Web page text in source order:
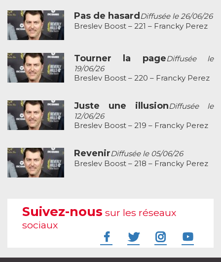
Pas de hasard Diffusée le 26/06/26
Breslev Boost – 221 – Francky Perez
Tourner la pageDiffusée le
19/06/26
Breslev Boost – 220 – Francky Perez
Juste une illusionDiffusée le
12/06/26
Breslev Boost – 219 – Francky Perez
RevenirDiffusée le 05/06/26
Breslev Boost – 218 – Francky Perez
Suivez-nous sur les réseaux
sociaux